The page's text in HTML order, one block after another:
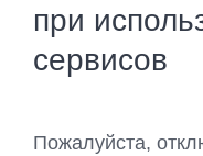
при
сервисов
Пожалуйста,